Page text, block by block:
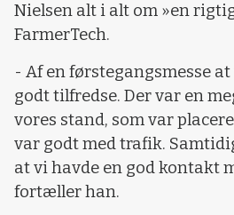
Nielsen alt i alt om »en
FarmerTech.
- Af en førstegangsmesse
godt tilfredse. Der var en
vores stand, som var
var godt med trafik.
at vi havde en god kontakt
fortæller han.